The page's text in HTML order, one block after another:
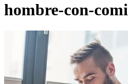
hombre-con-